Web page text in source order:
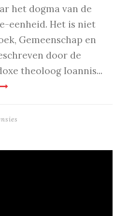
het dogma van de
eenheid. Het is niet
Gemeenschap en
door de
theoloog Ioannis...